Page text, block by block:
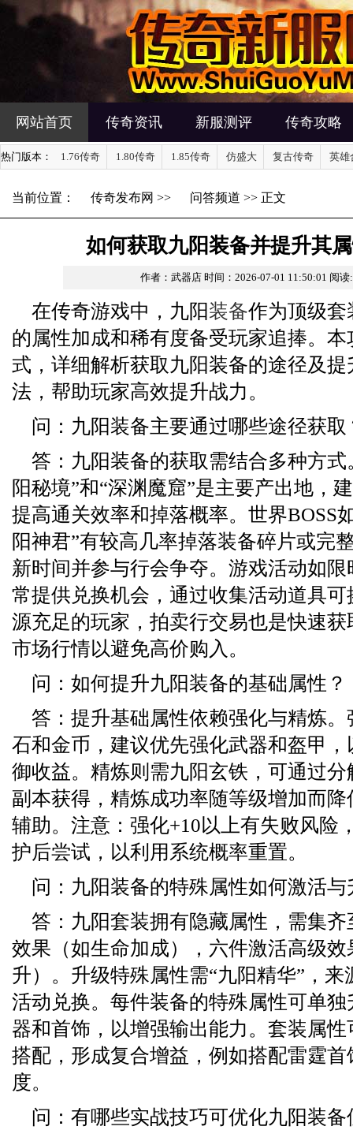
网站首页 传奇资讯 新服测评 传奇攻略
热门版本： 1.76传奇 1.80传奇 1.85传奇 仿盛大 复古传奇 英雄
当前位置： 传奇发布网 >> 问答频道 >> 正文
如何获取九阳装备并提升其
作者：武器店 时间：2026-07-01 11:50:01 阅
在传奇游戏中，九阳装备作为顶级套
的属性加成和稀有度备受玩家追捧。
式，详细解析获取九阳装备的途径及
法，帮助玩家高效提升战力。
问：九阳装备主要通过哪些途径获取
答：九阳装备的获取需结合多种方式
阳秘境”和“深渊魔窟”是主要产出地，
提高通关效率和掉落概率。世界BOSS
阳神君”有较高几率掉落装备碎片或完
新时间并参与行会争夺。游戏活动如
常提供兑换机会，通过收集活动道具
源充足的玩家，拍卖行交易也是快速
市场行情以避免高价购入。
问：如何提升九阳装备的基础属性？
答：提升基础属性依赖强化与精炼
石和金币，建议优先强化武器和盔甲
御收益。精炼则需九阳玄铁，可通过
副本获得，精炼成功率随等级增加而
辅助。注意：强化+10以上有失败风险
护后尝试，以利用系统概率重置。
问：九阳装备的特殊属性如何激活与
答：九阳套装拥有隐藏属性，需集
效果（如生命加成），六件激活高级
升）。升级特殊属性需“九阳精华”，
活动兑换。每件装备的特殊属性可单
器和首饰，以增强输出能力。套装属
搭配，形成复合增益，例如搭配雷霆
度。
问：有哪些实战技巧可优化九阳装备